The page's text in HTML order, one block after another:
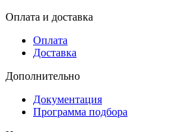
Оплата и доставка
Оплата
Доставка
Дополнительно
Документация
Программа подбора